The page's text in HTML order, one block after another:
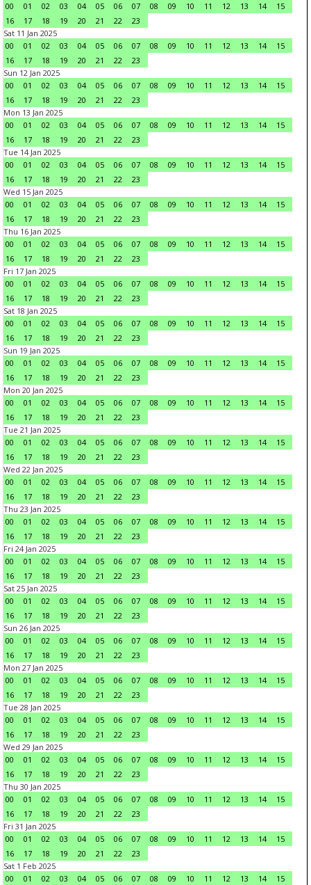
00
01 02 03 04 05 06 07 08 09 10 11 12 13 14
15
16
17 18 19 20 21 22
23
Sat 11 Jan 2025
00
01 02 03 04 05 06 07 08 09 10 11 12 13 14
15
16
17 18 19 20 21 22
23
Sun 12 Jan 2025
00
01 02 03 04 05 06 07 08 09 10 11 12 13 14
15
16
17 18 19 20 21 22
23
Mon 13 Jan 2025
00
01 02 03 04 05 06 07 08 09 10 11 12 13 14
15
16
17 18 19 20 21 22
23
Tue 14 Jan 2025
00
01 02 03 04 05 06 07 08 09 10 11 12 13 14
15
16
17 18 19 20 21 22
23
Wed 15 Jan 2025
00
01 02 03 04 05 06 07 08 09 10 11 12 13 14
15
16
17 18 19 20 21 22
23
Thu 16 Jan 2025
00
01 02 03 04 05 06 07 08 09 10 11 12 13 14
15
16
17 18 19 20 21 22
23
Fri 17 Jan 2025
00
01 02 03 04 05 06 07 08 09 10 11 12 13 14
15
16
17 18 19 20 21 22
23
Sat 18 Jan 2025
00
01 02 03 04 05 06 07 08 09 10 11 12 13 14
15
16
17 18 19 20 21 22
23
Sun 19 Jan 2025
00
01 02 03 04 05 06 07 08 09 10 11 12 13 14
15
16
17 18 19 20 21 22
23
Mon 20 Jan 2025
00
01 02 03 04 05 06 07 08 09 10 11 12 13 14
15
16
17 18 19 20 21 22
23
Tue 21 Jan 2025
00
01 02 03 04 05 06 07 08 09 10 11 12 13 14
15
16
17 18 19 20 21 22
23
Wed 22 Jan 2025
00
01 02 03 04 05 06 07 08 09 10 11 12 13 14
15
16
17 18 19 20 21 22
23
Thu 23 Jan 2025
00
01 02 03 04 05 06 07 08 09 10 11 12 13 14
15
16
17 18 19 20 21 22
23
Fri 24 Jan 2025
00
01 02 03 04 05 06 07 08 09 10 11 12 13 14
15
16
17 18 19 20 21 22
23
Sat 25 Jan 2025
00
01 02 03 04 05 06 07 08 09 10 11 12 13 14
15
16
17 18 19 20 21 22
23
Sun 26 Jan 2025
00
01 02 03 04 05 06 07 08 09 10 11 12 13 14
15
16
17 18 19 20 21 22
23
Mon 27 Jan 2025
00
01 02 03 04 05 06 07 08 09 10 11 12 13 14
15
16
17 18 19 20 21 22
23
Tue 28 Jan 2025
00
01 02 03 04 05 06 07 08 09 10 11 12 13 14
15
16
17 18 19 20 21 22
23
Wed 29 Jan 2025
00
01 02 03 04 05 06 07 08 09 10 11 12 13 14
15
16
17 18 19 20 21 22
23
Thu 30 Jan 2025
00
01 02 03 04 05 06 07 08 09 10 11 12 13 14
15
16
17 18 19 20 21 22
23
Fri 31 Jan 2025
00
01 02 03 04 05 06 07 08 09 10 11 12 13 14
15
16
17 18 19 20 21 22
23
Sat 1 Feb 2025
00
01 02 03 04 05 06 07 08 09 10 11 12 13 14
15